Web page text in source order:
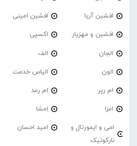
افشین آریا افشین امینی
افشین و مهزیار اکسپی
الجان الف
الون الیاس خدمت
ام رپر اِم رعد
امزا اِمشا
امی و ایمورتال و
نارکوتیک
امید احسان